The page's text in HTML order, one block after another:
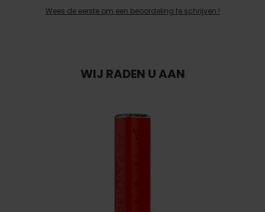
Wees de eerste om een beoordeling te schrijven !
WIJ RADEN U AAN